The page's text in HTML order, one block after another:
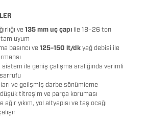
ve 135 mm uç çapı ile 18–26 ton
uyum
basıncı ve 125–150 lt/dk yağ debisi ile
ile geniş çalışma aralığında verimli
ve gelişmiş darbe sönümleme
titreşim ve parça koruması
ağır yıkım, yol altyapısı ve taş ocağı